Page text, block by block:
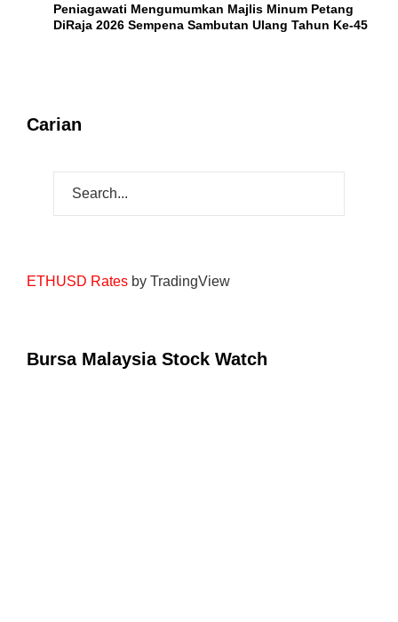
Peniagawati Mengumumkan Majlis Minum Petang
DiRaja 2026 Sempena Sambutan Ulang Tahun Ke-45
Carian
ETHUSD Rates by TradingView
Bursa Malaysia Stock Watch